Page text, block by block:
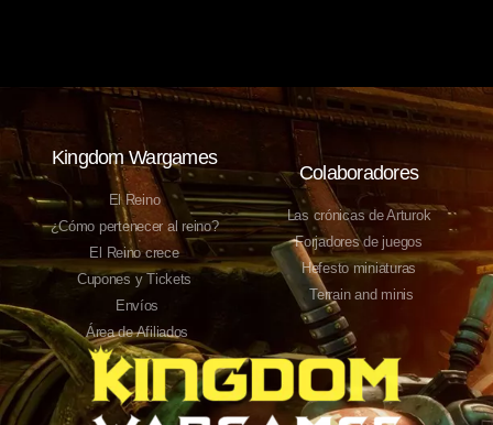
Kingdom Wargames
El Reino
¿Cómo pertenecer al reino?
El Reino crece
Cupones y Tickets
Envíos
Área de Afiliados
Colaboradores
Las crónicas de Arturok
Forjadores de juegos
Hefesto miniaturas
Terrain and minis